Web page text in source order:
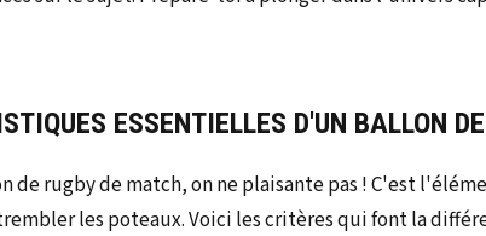
ESSENTIELLES D'UN BALLON
de rugby de match, on ne plaisante pas ! C'est
les poteaux. Voici les critères qui font la